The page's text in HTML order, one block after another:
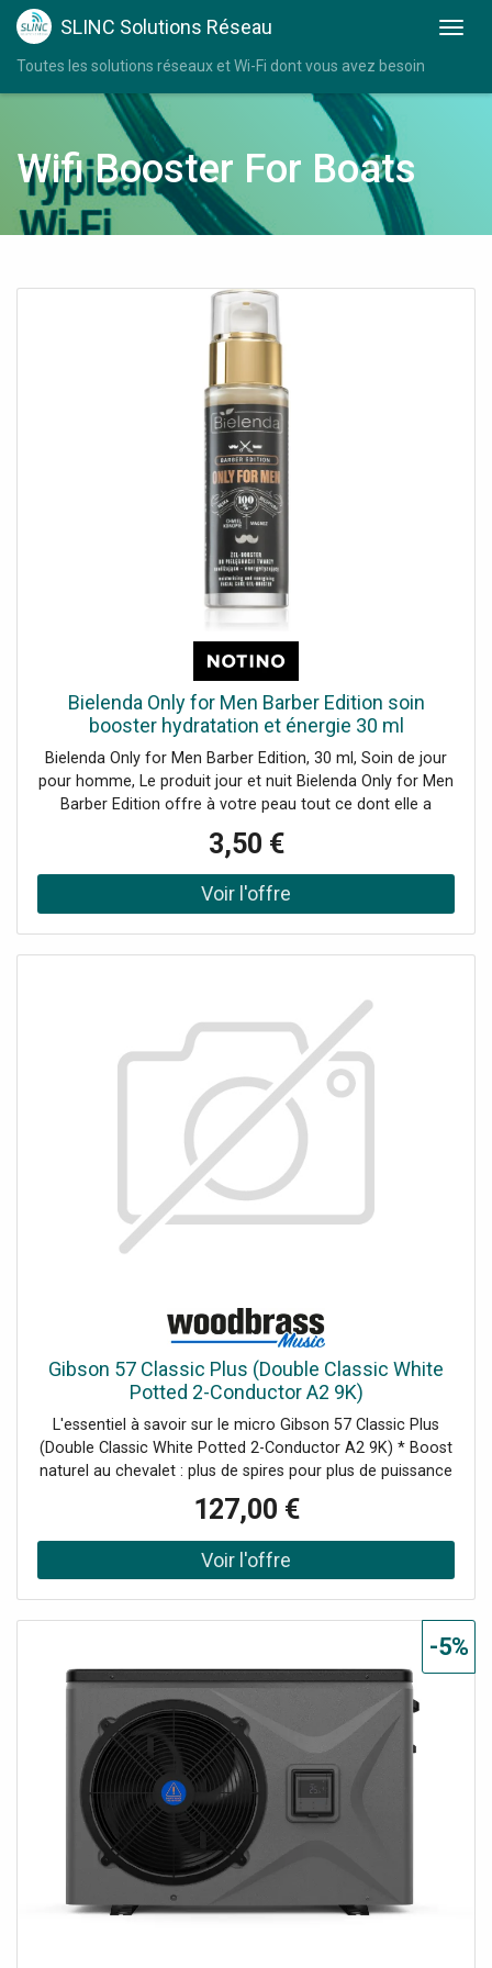
SLINC Solutions Réseau
Toutes les solutions réseaux et Wi-Fi dont vous avez besoin
Wifi Booster For Boats
Bielenda Only for Men Barber Edition soin
booster hydratation et énergie 30 ml
Bielenda Only for Men Barber Edition, 30 ml, Soin de jour
pour homme, Le produit jour et nuit Bielenda Only for Men
Barber Edition offre à votre peau tout ce dont elle a
et hydrate la peau en profondeur assure l’élasticité à la
peau redonne l’apparence d’une peau jeune spécialement
développé pour les besoins de la peau masculine Mode
d’emploi : Appliquez sur le visage propre et étalez en
3,50 €
Gibson 57 Classic Plus (Double Classic White
Potted 2-Conductor A2 9K)
L'essentiel à savoir sur le micro Gibson 57 Classic Plus
(Double Classic White Potted 2-Conductor A2 9K) * Boost
naturel au chevalet : plus de spires pour plus de puissance
et de rendement quand vous " poussez à 11 ". * Esprit PAF
vintage : construit sur les codes des humbuckers originaux
" Patent Applied For " avec un grain chaud et musical. *
Son doux et crémeux : aimants Alnico 2 et bobines
vibrations indésirables.Un classique Gibson revisité pour
plus de niveau de sortie Le '57 Classic Plus reprend la
recette qui a fait le succès de la famille 57 Classic, en
conservant une esthétique sonore résolument vintage,
tout en ajoutant un supplément de rendement. Il est
pensé pour être associé à un 57 Classic standard en
position manche, afin d'obtenir un équilibre idéal entre
chaleur en rythmique et présence accrue en position
chevalet. Pour quels guitaristes et quels styles ? Destiné à
la position aiguës (chevalet), ce micro humbucker
convient parfaitement aux guitaristes qui veulent plus de
mordant et de projection sans basculer dans un niveau de
127,00 €
-5%